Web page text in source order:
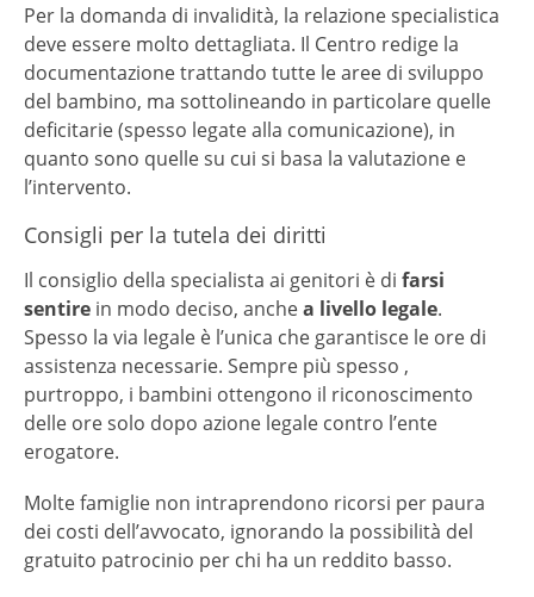
Per la domanda di invalidità, la relazione specialistica
deve essere molto dettagliata. Il Centro redige la
documentazione trattando tutte le aree di sviluppo
del bambino, ma sottolineando in particolare quelle
deficitarie (spesso legate alla comunicazione), in
quanto sono quelle su cui si basa la valutazione e
l’intervento.
Consigli per la tutela dei diritti
Il consiglio della specialista ai genitori è di farsi
sentire in modo deciso, anchea livello legale.
Spesso la via legale è l’unica che garantisce le ore di
assistenza necessarie. Sempre più spesso ,
purtroppo, i bambini ottengono il riconoscimento
delle ore solo dopo azione legale contro l’ente
erogatore.
Molte famiglie non intraprendono ricorsi per paura
dei costi dell’avvocato, ignorando la possibilità del
gratuito patrocinio per chi ha un reddito basso.